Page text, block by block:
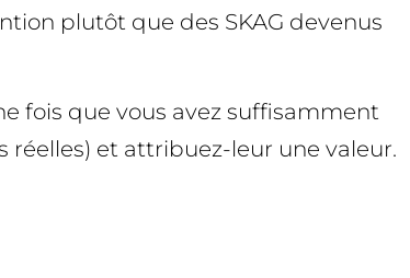
plutôt que des SKAG devenus
fois que vous avez suffisamment
réelles) et attribuez-leur une valeur.